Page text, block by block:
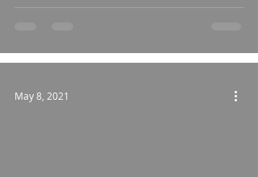
May 8, 2021